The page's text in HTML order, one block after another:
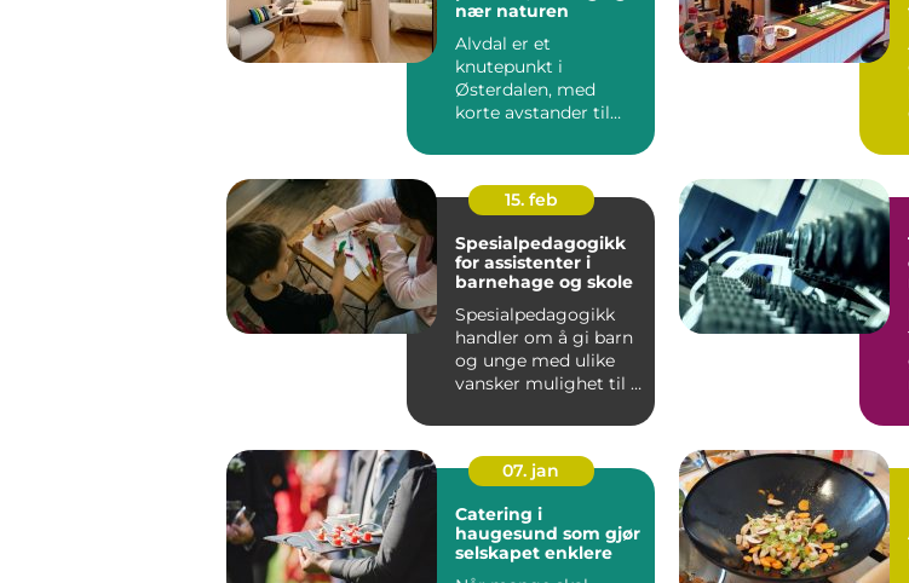
nær naturen
Alvdal er et
knutepunkt i
Østerdalen, med
korte avstander til
Savalen og mange
kjente ...
15. feb
Spesialpedagogikk
for assistenter i
barnehage og skole
Spesialpedagogikk
handler om å gi barn
og unge med ulike
vansker mulighet til å
07. jan
Catering i
haugesund som gjør
selskapet enklere